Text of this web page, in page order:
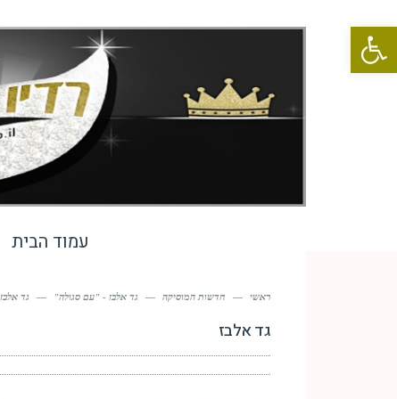
פתח סרגל נגישות
עמוד הבית
ראשי — חדשות המוסיקה — גד אלבז - "עם סגולה" — גד אלבז
גד אלבז